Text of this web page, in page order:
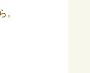
。